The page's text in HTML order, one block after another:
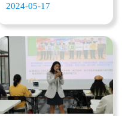
技攜手在518日世界博物
館推出「嘉義廣播文物
館5G數位導覽APP」，
並於(17)日舉辦記者會，
嘉義縣文觀局局長徐佩
鈴帶領參與者參與尋寶
闖關，成功闖關者還能
2024-05-17